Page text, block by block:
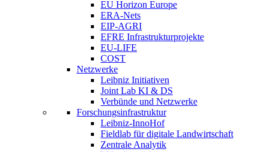
EU Horizon Europe
ERA-Nets
EIP-AGRI
EFRE Infrastrukturprojekte
EU-LIFE
COST
Netzwerke
Leibniz Initiativen
Joint Lab KI & DS
Verbünde und Netzwerke
Forschungsinfrastruktur
Leibniz-InnoHof
Fieldlab für digitale Landwirtschaft
Zentrale Analytik